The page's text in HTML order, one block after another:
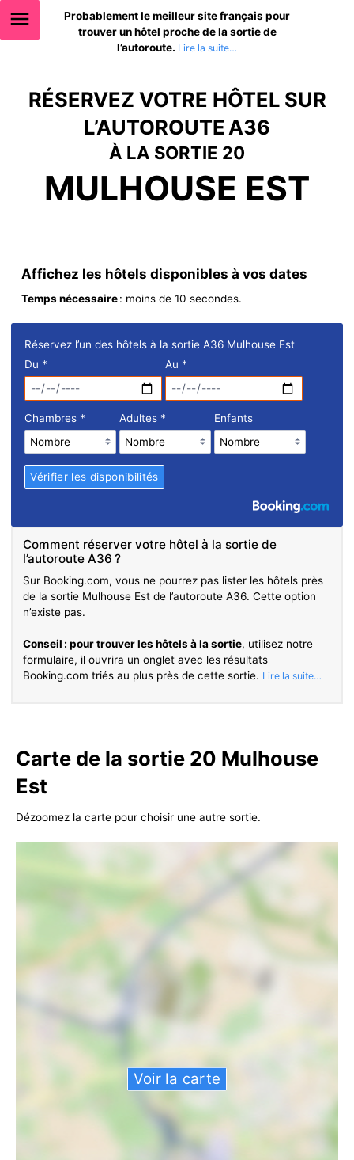
Probablement le meilleur site français pour
trouver un hôtel proche de la sortie de
l’autoroute.
RÉSERVEZ VOTRE HÔTEL SUR
L’AUTOROUTE A36
À LA SORTIE 20
MULHOUSE EST
Affichez les hôtels disponibles à vos dates
Temps nécessaire: moins de 10 secondes.
Réservez l’un des hôtels à la sortie A36 Mulhouse Est
Du * Au *
Chambres * Adultes * Enfants
Comment réserver votre hôtel à la sortie de
l’autoroute A36 ?
Sur Booking.com, vous ne pourrez pas lister les hôtels près
de la sortie Mulhouse Est de l’autoroute A36. Cette option
n’existe pas.
Conseil : pour trouver les hôtels à la sortie, utilisez notre
formulaire, il ouvrira un onglet avec les résultats
Booking.com triés au plus près de cette sortie.
Carte de la sortie 20 Mulhouse
Est
Dézoomez la carte pour choisir une autre sortie.
Voir la carte